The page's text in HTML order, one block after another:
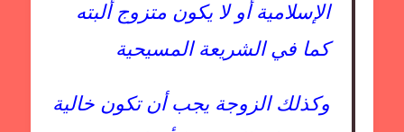
الإسلامية أو لا يكون متزوج ألبته
كما في الشريعة المسيحية
وكذلك الزوجة يجب أن تكون خالية